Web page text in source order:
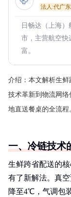
法人:代广东
日畅达（上海
市，主营航空快
富。
介绍： 本文解析生
技术革新到物流网
地直送餐桌的全流程
一、冷链技术
生鲜跨省配送的
有了新解法。真
降至4℃，气调包